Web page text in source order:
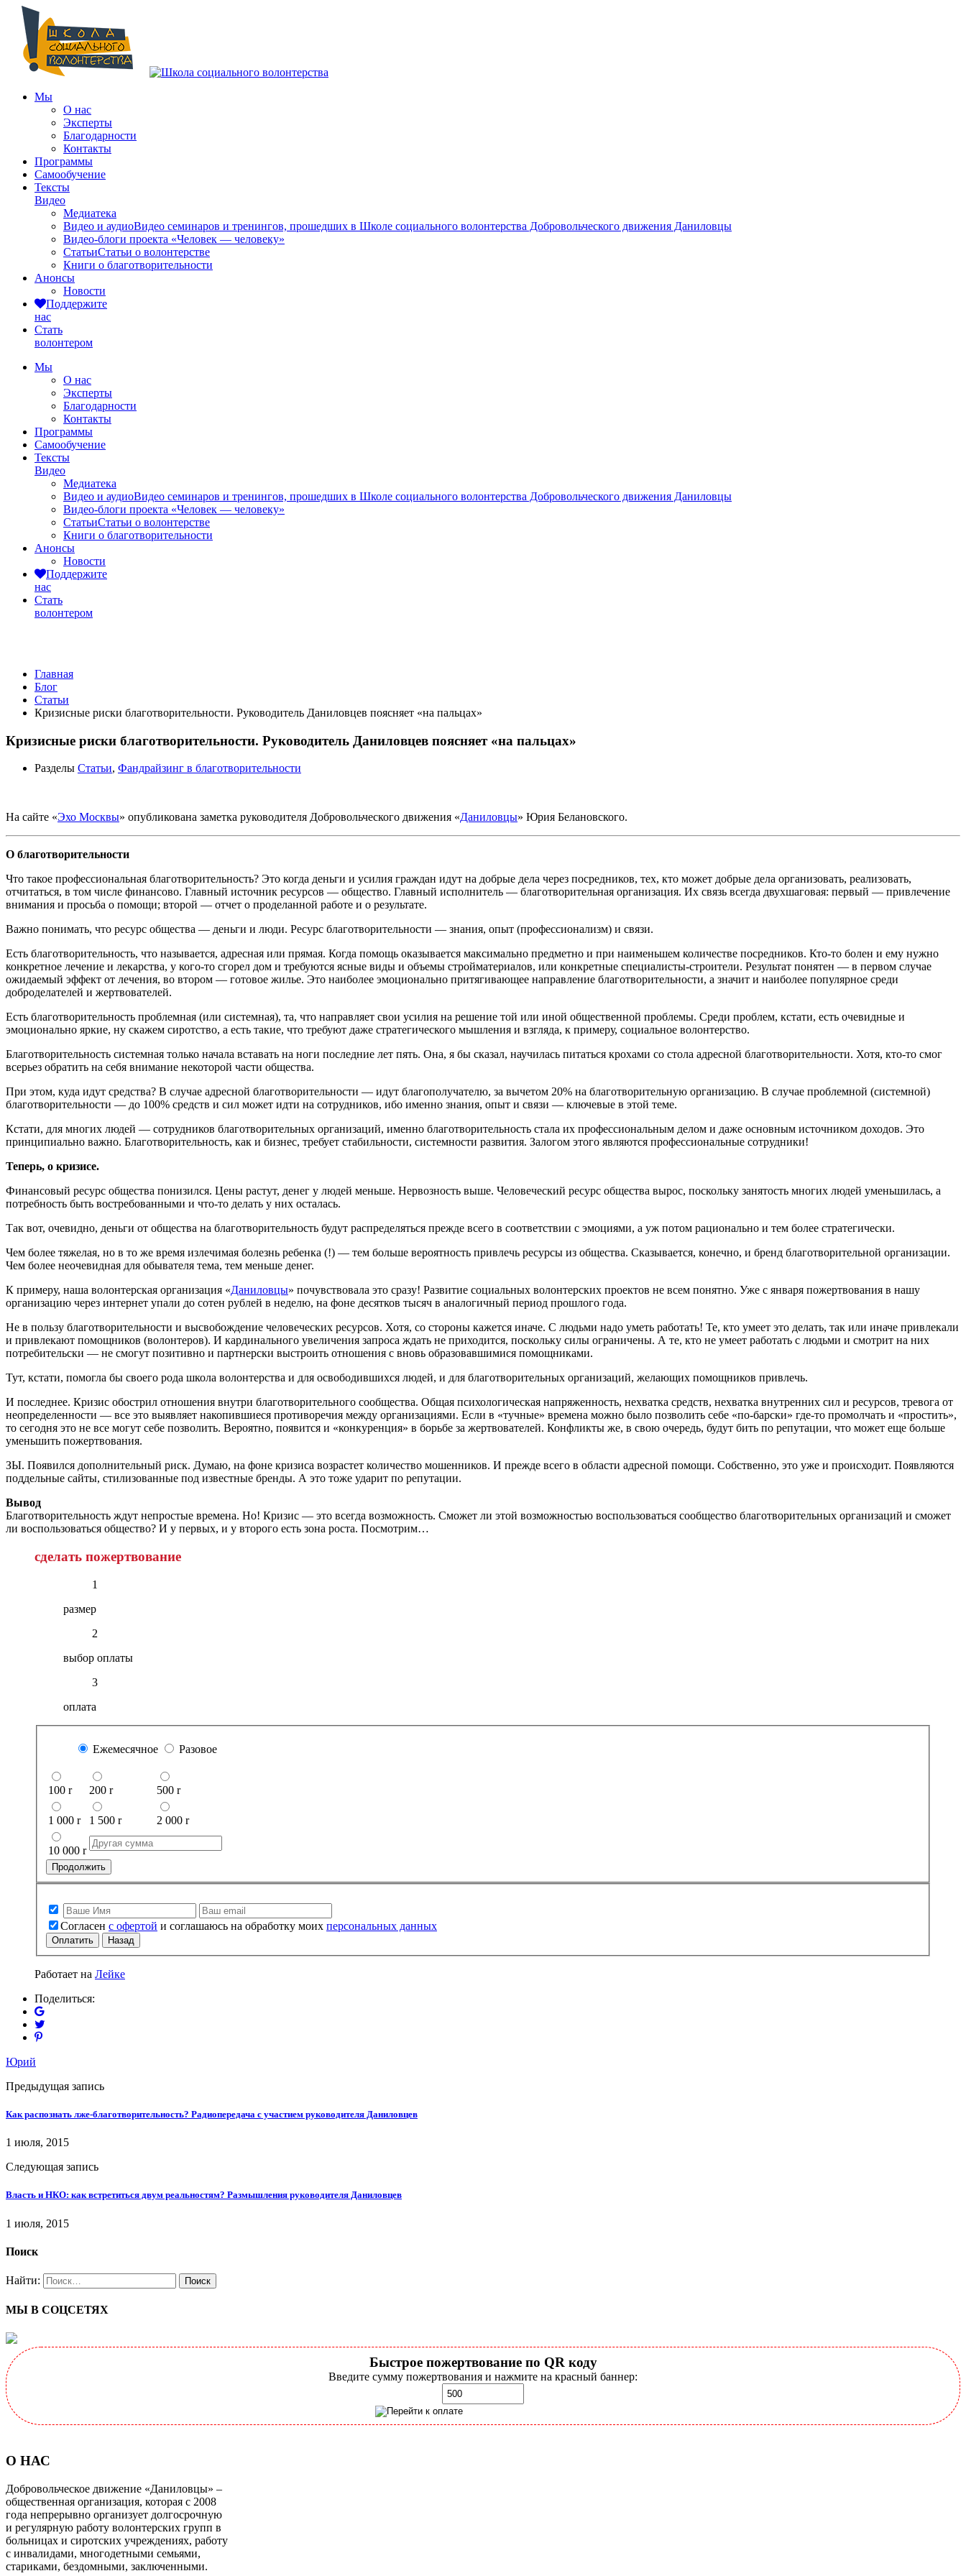
Мы
О нас
Эксперты
Благодарности
Контакты
Программы
Самообучение
Тексты
Видео
Медиатека
Видео и аудиоВидео семинаров и тренингов, прошедших в Школе социального волонтерства Добровольческого движения Даниловцы
Видео-блоги проекта «Человек — человеку»
СтатьиСтатьи о волонтерстве
Книги о благотворительности
Анонсы
Новости
Поддержите
нас
Стать
волонтером
Мы
О нас
Эксперты
Благодарности
Контакты
Программы
Самообучение
Тексты
Видео
Медиатека
Видео и аудиоВидео семинаров и тренингов, прошедших в Школе социального волонтерства Добровольческого движения Даниловцы
Видео-блоги проекта «Человек — человеку»
СтатьиСтатьи о волонтерстве
Книги о благотворительности
Анонсы
Новости
Поддержите
нас
Стать
волонтером
Главная
Блог
Статьи
Кризисные риски благотворительности. Руководитель Даниловцев поясняет «на пальцах»
Кризисные риски благотворительности. Руководитель Даниловцев поясняет «на пальцах»
Разделы Статьи, Фандрайзинг в благотворительности
На сайте «Эхо Москвы» опубликована заметка руководителя Добровольческого движения «Даниловцы» Юрия Белановского.
О благотворительности
Что такое профессиональная благотворительность? Это когда деньги и усилия граждан идут на добрые дела через посредников, тех, кто может добрые дела организовать, реализовать,
отчитаться, в том числе финансово. Главный источник ресурсов — общество. Главный исполнитель — благотворительная организация. Их связь всегда двухшаговая: первый — привлечение
внимания и просьба о помощи; второй — отчет о проделанной работе и о результате.
Важно понимать, что ресурс общества — деньги и люди. Ресурс благотворительности — знания, опыт (профессионализм) и связи.
Есть благотворительность, что называется, адресная или прямая. Когда помощь оказывается максимально предметно и при наименьшем количестве посредников. Кто-то болен и ему нужно
конкретное лечение и лекарства, у кого-то сгорел дом и требуются ясные виды и объемы стройматериалов, или конкретные специалисты-строители. Результат понятен — в первом случае
ожидаемый эффект от лечения, во втором — готовое жилье. Это наиболее эмоционально притягивающее направление благотворительности, а значит и наиболее популярное среди
доброделателей и жертвователей.
Есть благотворительность проблемная (или системная), та, что направляет свои усилия на решение той или иной общественной проблемы. Среди проблем, кстати, есть очевидные и
эмоционально яркие, ну скажем сиротство, а есть такие, что требуют даже стратегического мышления и взгляда, к примеру, социальное волонтерство.
Благотворительность системная только начала вставать на ноги последние лет пять. Она, я бы сказал, научилась питаться крохами со стола адресной благотворительности. Хотя, кто-то смог
всерьез обратить на себя внимание некоторой части общества.
При этом, куда идут средства? В случае адресной благотворительности — идут благополучателю, за вычетом 20% на благотворительную организацию. В случае проблемной (системной)
благотворительности — до 100% средств и сил может идти на сотрудников, ибо именно знания, опыт и связи — ключевые в этой теме.
Кстати, для многих людей — сотрудников благотворительных организаций, именно благотворительность стала их профессиональным делом и даже основным источником доходов. Это
принципиально важно. Благотворительность, как и бизнес, требует стабильности, системности развития. Залогом этого являются профессиональные сотрудники!
Теперь, о кризисе.
Финансовый ресурс общества понизился. Цены растут, денег у людей меньше. Нервозность выше. Человеческий ресурс общества вырос, поскольку занятость многих людей уменьшилась, а
потребность быть востребованными и что-то делать у них осталась.
Так вот, очевидно, деньги от общества на благотворительность будут распределяться прежде всего в соответствии с эмоциями, а уж потом рационально и тем более стратегически.
Чем более тяжелая, но в то же время излечимая болезнь ребенка (!) — тем больше вероятность привлечь ресурсы из общества. Сказывается, конечно, и бренд благотворительной организации.
Чем более неочевидная для обывателя тема, тем меньше денег.
К примеру, наша волонтерская организация «Даниловцы» почувствовала это сразу! Развитие социальных волонтерских проектов не всем понятно. Уже с января пожертвования в нашу
организацию через интернет упали до сотен рублей в неделю, на фоне десятков тысяч в аналогичный период прошлого года.
Не в пользу благотворительности и высвобождение человеческих ресурсов. Хотя, со стороны кажется иначе. С людьми надо уметь работать! Те, кто умеет это делать, так или иначе привлекали
и привлекают помощников (волонтеров). И кардинального увеличения запроса ждать не приходится, поскольку силы ограничены. А те, кто не умеет работать с людьми и смотрит на них
потребительски — не смогут позитивно и партнерски выстроить отношения с вновь образовавшимися помощниками.
Тут, кстати, помогла бы своего рода школа волонтерства и для освободившихся людей, и для благотворительных организаций, желающих помощников привлечь.
И последнее. Кризис обострил отношения внутри благотворительного сообщества. Общая психологическая напряженность, нехватка средств, нехватка внутренних сил и ресурсов, тревога от
неопределенности — все это выявляет накопившиеся противоречия между организациями. Если в «тучные» времена можно было позволить себе «по-барски» где-то промолчать и «простить»,
то сегодня это не все могут себе позволить. Вероятно, появится и «конкуренция» в борьбе за жертвователей. Конфликты же, в свою очередь, будут бить по репутации, что может еще больше
уменьшить пожертвования.
ЗЫ. Появился дополнительный риск. Думаю, на фоне кризиса возрастет количество мошенников. И прежде всего в области адресной помощи. Собственно, это уже и происходит. Появляются
поддельные сайты, стилизованные под известные бренды. А это тоже ударит по репутации.
Вывод
Благотворительность ждут непростые времена. Но! Кризис — это всегда возможность. Сможет ли этой возможностью воспользоваться сообщество благотворительных организаций и сможет
ли воспользоваться общество? И у первых, и у второго есть зона роста. Посмотрим…
сделать пожертвование
1
размер
2
выбор оплаты
3
оплата
Ежемесячное Разовое
100 r 200 r 500 r
1 000 r 1 500 r 2 000 r
10 000 r
Продолжить
Согласен с офертой и соглашаюсь на обработку моих персональных данных
Оплатить Назад
Работает на Лейке
Поделиться:
Юрий
Предыдущая запись
Как распознать лже-благотворительность? Радиопередача с участием руководителя Даниловцев
1 июля, 2015
Следующая запись
Власть и НКО: как встретиться двум реальностям? Размышления руководителя Даниловцев
1 июля, 2015
Поиск
Найти:
МЫ В СОЦСЕТЯХ
Быстрое пожертвование по QR коду
Введите сумму пожертвования и нажмите на красный баннер:
О НАС
Добровольческое движение «Даниловцы» –
общественная организация, которая с 2008
года непрерывно организует долгосрочную
и регулярную работу волонтерских групп в
больницах и сиротских учреждениях, работу
с инвалидами, многодетными семьями,
стариками, бездомными, заключенными.